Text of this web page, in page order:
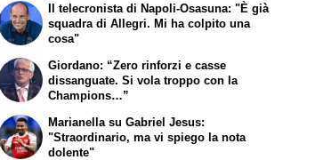
Il telecronista di Napoli-Osasuna: "È già
squadra di Allegri. Mi ha colpito una
cosa"
Giordano: “Zero rinforzi e casse
dissanguate. Si vola troppo con la
Champions…”
Marianella su Gabriel Jesus:
"Straordinario, ma vi spiego la nota
dolente"